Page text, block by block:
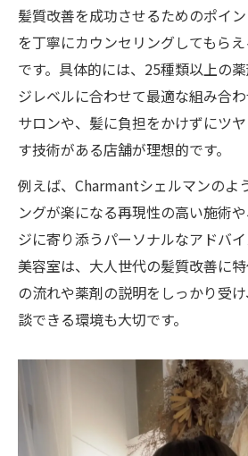
髪質改善を成功させるためのポイ
を丁寧にカウンセリングしてもら
です。具体的には、25種類以上の
ジレベルに合わせて最適な組み合
サロンや、髪に負担をかけずにツ
す技術がある店舗が理想的です。
例えば、Charmantシェルマンのよ
ングが楽になる再現性の高い施術
ジに寄り添うパーソナルなアドバ
美容室は、大人世代の髪質改善に
の流れや薬剤の説明をしっかり受
談できる環境も大切です。